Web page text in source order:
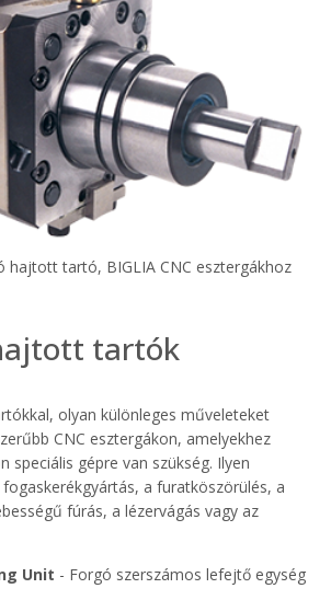
hajtott tartó, BIGLIA CNC esztergákhoz
tartók
olyan különleges műveleteket
CNC esztergákon, amelyekhez
speciális gépre van szükség. Ilyen
a furatköszörülés, a
fúrás, a lézervágás vagy az
Unit - Forgó szerszámos lefejtő egység